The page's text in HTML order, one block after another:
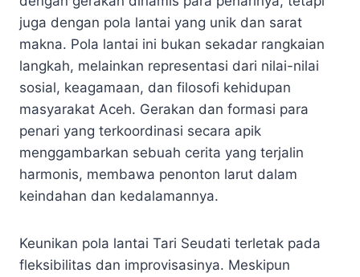
juga dengan pola lantai yang unik dan sarat
makna. Pola lantai ini bukan sekadar rangkaian
langkah, melainkan representasi dari nilai-nilai
sosial, keagamaan, dan filosofi kehidupan
masyarakat Aceh. Gerakan dan formasi para
penari yang terkoordinasi secara apik
menggambarkan sebuah cerita yang terjalin
harmonis, membawa penonton larut dalam
keindahan dan kedalamannya.
Keunikan pola lantai Tari Seudati terletak pada
fleksibilitas dan improvisasinya. Meskipun